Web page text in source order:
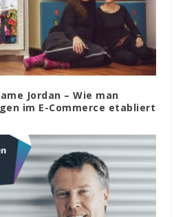
Jordan – Wie man
im E-Commerce etabliert